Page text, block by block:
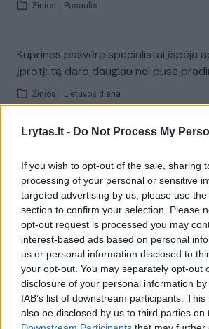
Lrytas.lt - Do Not Process My
If you wish to opt-out of the sale, sharing
processing of your personal or sensitive
targeted advertising by us, please use
section to confirm your selection. Please
opt-out request is processed you may
interest-based ads based on personal
us or personal information disclosed to
your opt-out. You may separately opt-out
disclosure of your personal information
IAB’s list of downstream participants.
also be disclosed by us to third parties on
Žinios Pasaulis
Kuprines pasvėrę specialistai įspėja
įprotį: tą daro daugiau nei pusė
Žinios Lietuvos diena
Visi įrašai
Žiūrimiausi įrašai
Vaizdai iš tragiškos avarijos Vilniaus
vaiko gyvybių išgelbėti nepavyko
Žinios Lietuvos diena